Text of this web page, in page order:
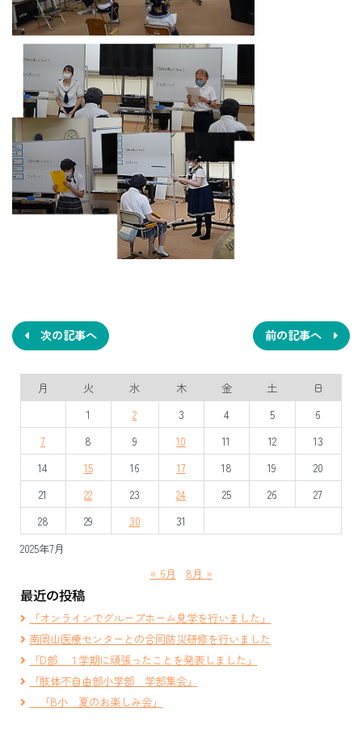
稿
ナ
ビ
ゲ
ー
シ
ョ
ン
前の記事へ
次の記事へ
2025年7月
月 火 水 木 金 土
日
1
2 3 4 5
6
7
8 9 10 11 12
13
14
15 16 17 18 19
20
21
22 23 24 25 26
27
28
29 30 31
« 6月 8月 »
最近の投稿
「オンラインでグループホーム見学を行いました」
南岡山医療センターとの合同防災研修を行いました
「D部 １学期に頑張ったことを発表しました」
「肢体不自由部小学部 学部集会」
「B小 夏のお楽しみ会」